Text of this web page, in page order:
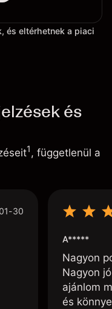
és eltérhetnek a piaci
és
1, függetlenül a
30
A*****
Nagyon
Nagyon
ajánlom
és